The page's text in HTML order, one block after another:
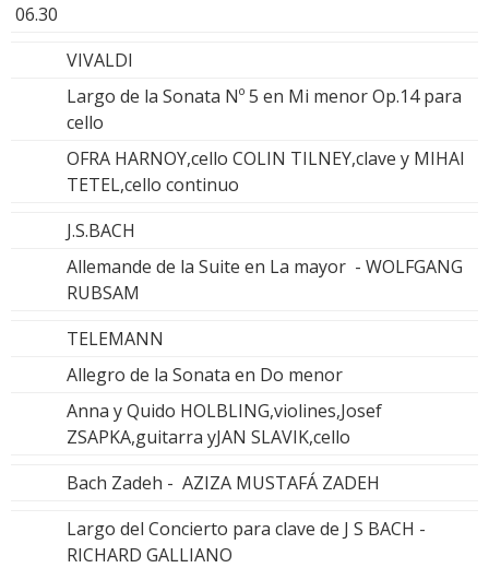
06.30
VIVALDI
Largo de la Sonata Nº 5 en Mi menor Op.14 para
cello
OFRA HARNOY,cello COLIN TILNEY,clave y MIHAI
TETEL,cello continuo
J.S.BACH
Allemande de la Suite en La mayor - WOLFGANG
RUBSAM
TELEMANN
Allegro de la Sonata en Do menor
Anna y Quido HOLBLING,violines,Josef
ZSAPKA,guitarra yJAN SLAVIK,cello
Bach Zadeh - AZIZA MUSTAFÁ ZADEH
Largo del Concierto para clave de J S BACH -
RICHARD GALLIANO